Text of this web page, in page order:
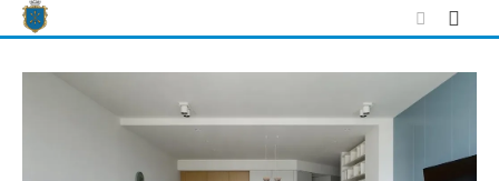
Skip
to